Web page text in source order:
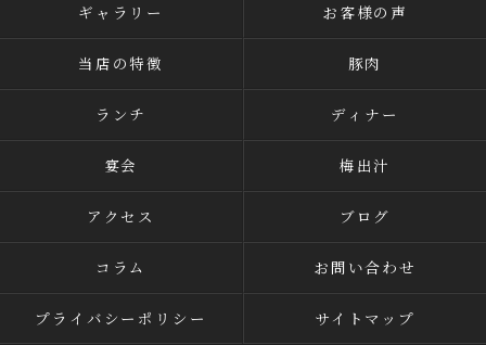
ギャラリー お客様の声
当店の特徴 豚肉
ランチ ディナー
宴会 梅出汁
アクセス ブログ
コラム お問い合わせ
プライバシーポリシー サイトマップ